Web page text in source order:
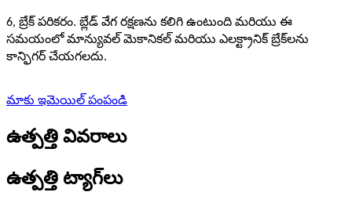
6, బ్రేక్ పరికరం. బ్లేడ్ వేగ రక్షణను కలిగి ఉంటుంది మరియు ఈ
సమయంలో మాన్యువల్ మెకానికల్ మరియు ఎలక్ట్రానిక్ బ్రేక్‌లను
కాన్ఫిగర్ చేయగలదు.
మాకు ఇమెయిల్ పంపండి
ఉత్పత్తి వివరాలు
ఉత్పత్తి ట్యాగ్‌లు